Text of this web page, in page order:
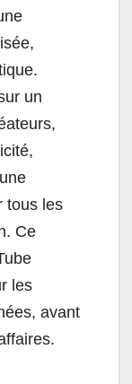
un
tous les
Ce
les
avant